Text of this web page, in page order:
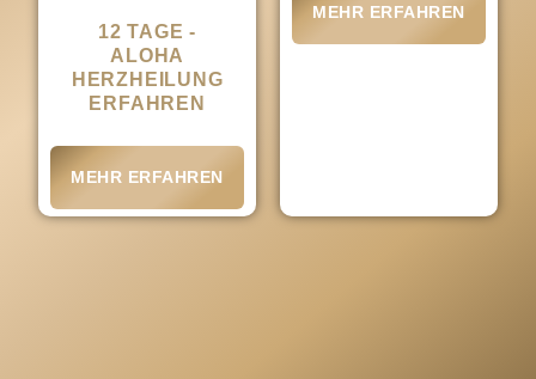
12 TAGE -
ALOHA
HERZHEILUNG
ERFAHREN
MEHR ERFAHREN
MEHR ERFAHREN